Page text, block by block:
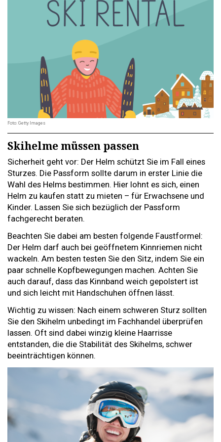
Foto: Getty Images
Skihelme müssen passen
Sicherheit geht vor: Der Helm schützt Sie im Fall eines
Sturzes. Die Passform sollte darum in erster Linie die
Wahl des Helms bestimmen. Hier lohnt es sich, einen
Helm zu kaufen statt zu mieten – für Erwachsene und
Kinder. Lassen Sie sich bezüglich der Passform
fachgerecht beraten.
Beachten Sie dabei am besten folgende Faustformel:
Der Helm darf auch bei geöffnetem Kinnriemen nicht
wackeln. Am besten testen Sie den Sitz, indem Sie ein
paar schnelle Kopfbewegungen machen. Achten Sie
auch darauf, dass das Kinnband weich gepolstert ist
und sich leicht mit Handschuhen öffnen lässt.
Wichtig zu wissen: Nach einem schweren Sturz sollten
Sie den Skihelm unbedingt im Fachhandel überprüfen
lassen. Oft sind dabei winzig kleine Haarrisse
entstanden, die die Stabilität des Skihelms, schwer
beeinträchtigen können.